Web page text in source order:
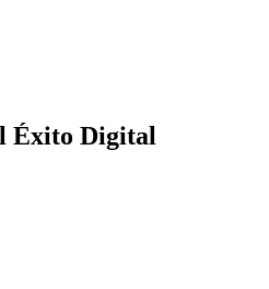
Éxito Digital